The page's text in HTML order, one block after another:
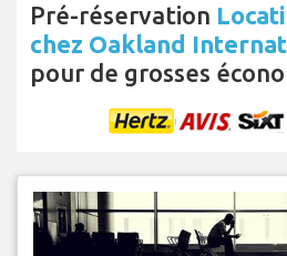
Pré-réservation
chez Oakland
pour de grosses